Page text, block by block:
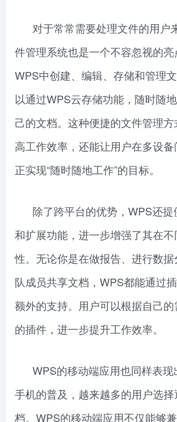
对于常常需要处理文件的用户
件管理系统也是一个不容忽视的
WPS中创建、编辑、存储和管理
以通过WPS云存储功能，随时随
己的文档。这种便捷的文件管理
高工作效率，还能让用户在多设
正实现“随时随地工作”的目标。
除了跨平台的优势，WPS还
和扩展功能，进一步增强了其在
性。无论你是在做报告、进行数
队成员共享文档，WPS都能通过
额外的支持。用户可以根据自己
的插件，进一步提升工作效率。
WPS的移动端应用也同样表
手机的普及，越来越多的用户选
档。WPS的移动端应用不仅能够